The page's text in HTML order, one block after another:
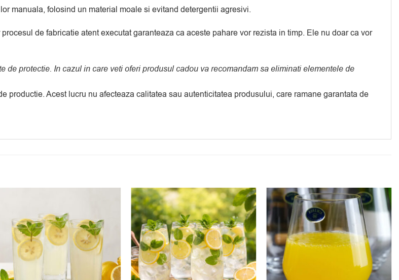
manuala, folosind un material moale si evitand detergentii agresivi.
de fabricatie atent executat garanteaza ca aceste pahare vor rezista in timp. Ele nu doar ca vor
protectie. In cazul in care veti oferi produsul cadou va recomandam sa eliminati elementele de
productie. Acest lucru nu afecteaza calitatea sau autenticitatea produsului, care ramane garantata de